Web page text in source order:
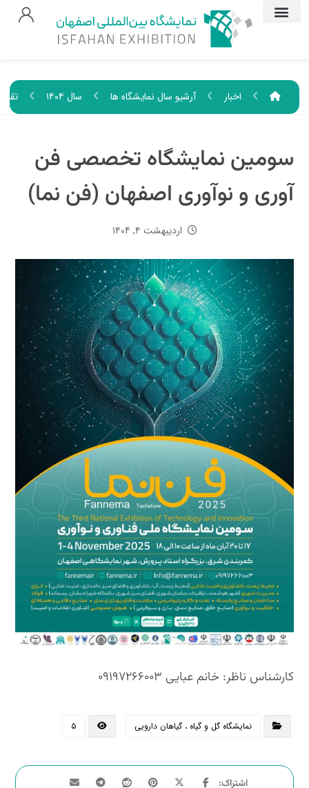
اخبار آرشیو سال نمایشگاه ها سال ۱۴۰۴
سومین نمایشگاه تخصصی فن
آوری و نوآوری اصفهان (فن نما)
اردیبهشت ۴, ۱۴۰۴
کارشناس ناظر: خانم عبایی ۰۹۱۹۷۲۶۶۰۰۳
نمایشگاه گل و گیاه ، گیاهان دارویی ۵